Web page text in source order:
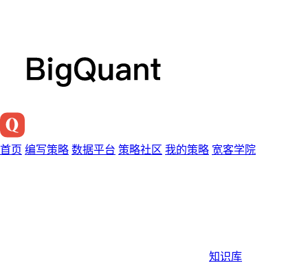
首页 编写策略 数据平台 策略社区 我的策略 宽客学院
知识库